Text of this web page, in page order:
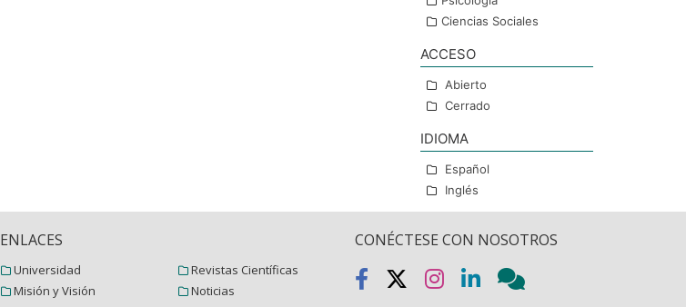
Ciencias Sociales
ACCESO
Abierto
Cerrado
IDIOMA
Español
Inglés
ENLACES
Universidad
Misión y Visión
Revistas Científicas
Noticias
CONÉCTESE CON NOSOTROS